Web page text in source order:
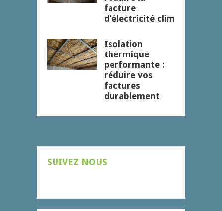
facture
d’électricité clim
Isolation
thermique
performante :
réduire vos
factures
durablement
SUIVEZ NOUS